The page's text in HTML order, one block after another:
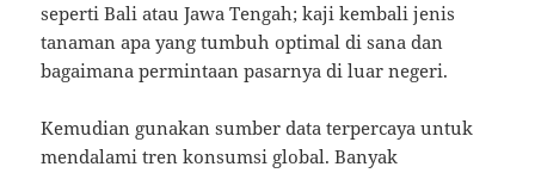
seperti Bali atau Jawa Tengah; kaji kembali jenis
tanaman apa yang tumbuh optimal di sana dan
bagaimana permintaan pasarnya di luar negeri.
Kemudian gunakan sumber data terpercaya untuk
mendalami tren konsumsi global. Banyak